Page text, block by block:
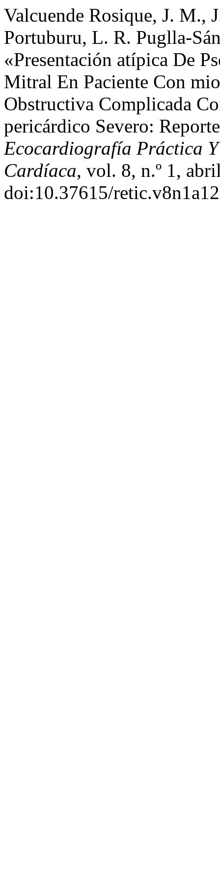
Valcuende Rosique, J. M.,
Portuburu, L. R. Puglla-
«Presentación atípica De
Mitral En Paciente Con
Obstructiva Complicada
pericárdico Severo:
Ecocardiografía Práctica
Cardíaca, vol. 8, n.º 1,
doi:10.37615/